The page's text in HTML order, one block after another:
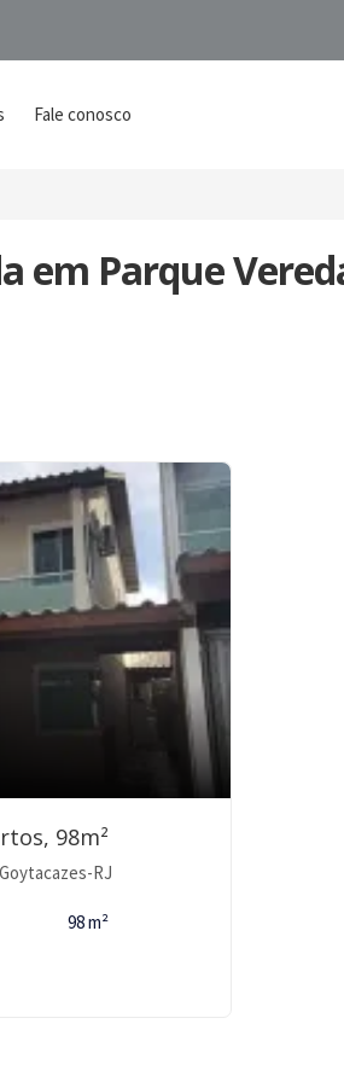
Fale conosco
em Parque
98m²
RJ
98 m²